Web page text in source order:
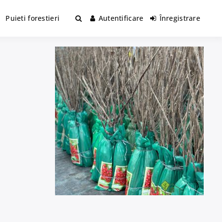
Puieti forestieri Autentificare Înregistrare